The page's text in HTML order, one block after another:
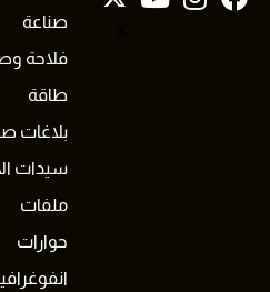
صناعة
فلاحة
طاقة
بلاغات
سيدات
ملفات
حوارات